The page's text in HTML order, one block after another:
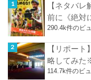
【ネタバ
前に《絶対
290.4k件のビ
【リポー
略してみた
114.7k件のビ